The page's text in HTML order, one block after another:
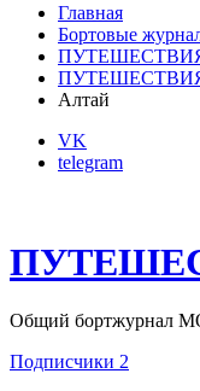
Главная
Бортовые
Алтай
VK
telegram
Общий бортжурнал
Подписчики 2